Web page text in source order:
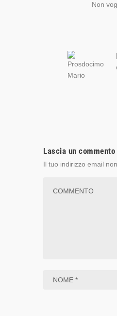
Non
Lascia un commento
Il tuo indirizzo email